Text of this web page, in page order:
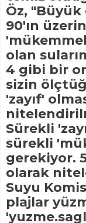
Öz,
90'ın
olan
4 gibi bir
sizin
'zayıf'
Sürekli
sürekli
gerekiyor.
olarak
Suyu
plajlar